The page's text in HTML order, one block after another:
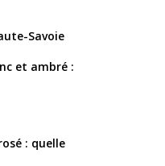
Savoie
et ambré :
: quelle